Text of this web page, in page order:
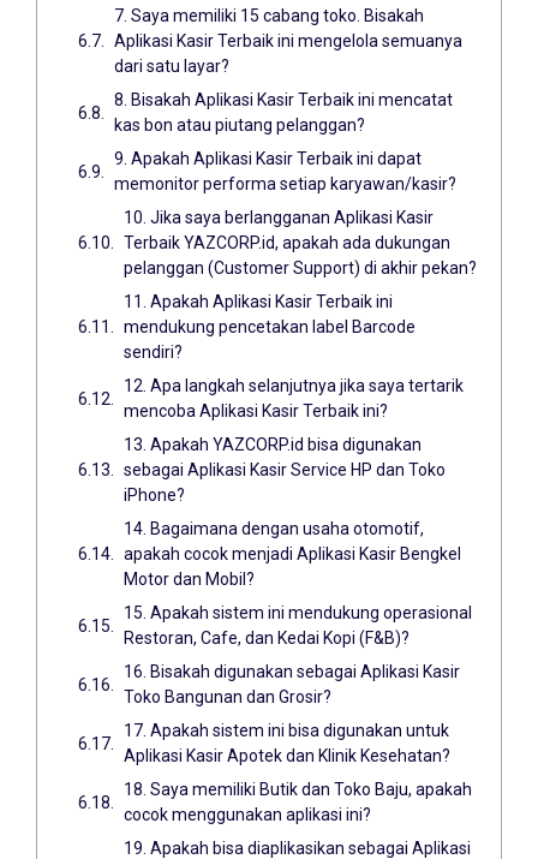
7. Saya memiliki 15 cabang toko. Bisakah
Aplikasi Kasir Terbaik ini mengelola semuanya
dari satu layar?
8. Bisakah Aplikasi Kasir Terbaik ini mencatat
kas bon atau piutang pelanggan?
9. Apakah Aplikasi Kasir Terbaik ini dapat
memonitor performa setiap karyawan/kasir?
10. Jika saya berlangganan Aplikasi Kasir
Terbaik YAZCORP.id, apakah ada dukungan
pelanggan (Customer Support) di akhir pekan?
11. Apakah Aplikasi Kasir Terbaik ini
mendukung pencetakan label Barcode
sendiri?
12. Apa langkah selanjutnya jika saya tertarik
mencoba Aplikasi Kasir Terbaik ini?
13. Apakah YAZCORP.id bisa digunakan
sebagai Aplikasi Kasir Service HP dan Toko
iPhone?
14. Bagaimana dengan usaha otomotif,
apakah cocok menjadi Aplikasi Kasir Bengkel
Motor dan Mobil?
15. Apakah sistem ini mendukung operasional
Restoran, Cafe, dan Kedai Kopi (F&B)?
16. Bisakah digunakan sebagai Aplikasi Kasir
Toko Bangunan dan Grosir?
17. Apakah sistem ini bisa digunakan untuk
Aplikasi Kasir Apotek dan Klinik Kesehatan?
18. Saya memiliki Butik dan Toko Baju, apakah
cocok menggunakan aplikasi ini?
19. Apakah bisa diaplikasikan sebagai Aplikasi